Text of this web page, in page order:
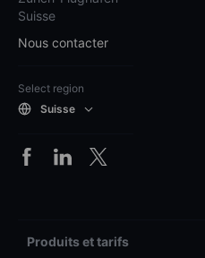
Suisse
Nous contacter
Select region
Suisse
Produits et tarifs